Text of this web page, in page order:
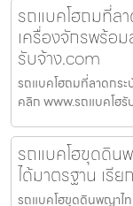
รถแบคโฮถมที่ล
เครื่องจักรพร้อ
รับจ้าง.com
รถแบคโฮถมที่ลาดกระ
คลิก www.รถแบคโฮ
รถแบคโฮขุดดิน
ได้มาตรฐาน เรี
รถแบคโฮขุดดินพญาไท